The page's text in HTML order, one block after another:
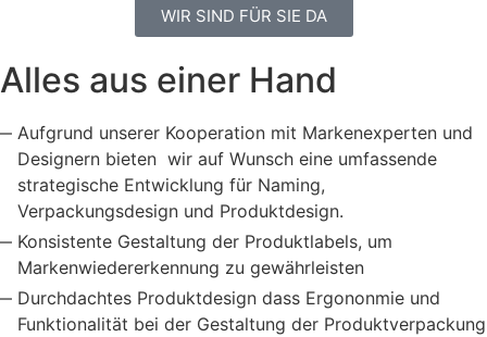
WIR SIND FÜR SIE DA
Alles aus einer Hand
Aufgrund unserer Kooperation mit Markenexperten und
Designern bieten wir auf Wunsch eine umfassende
strategische Entwicklung für Naming,
Verpackungsdesign und Produktdesign.
Konsistente Gestaltung der Produktlabels, um
Markenwiedererkennung zu gewährleisten
Durchdachtes Produktdesign dass Ergononmie und
Funktionalität bei der Gestaltung der Produktverpackung